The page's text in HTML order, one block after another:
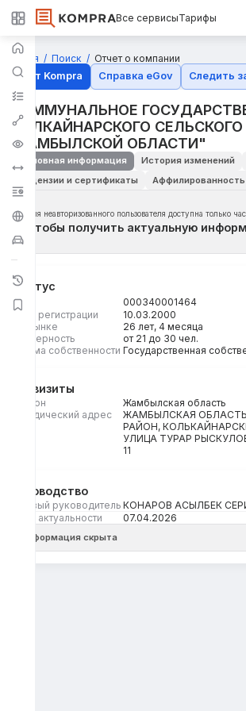
Все сервисыТарифы
Главная Поиск
Отчет о компании
Отчёт Kompra
Справка eGov Следить
КОММУНАЛЬНОЕ
КОЛКАЙНАРСКОГО
ЖАМБЫЛСКОЙ ОБЛАСТИ"
Основная информация История изменений
Лицензии и сертификаты
Аффилированность
Для неавторизованного пользователя доступна только
Чтобы получить актуальную
Статус
БИН
000340001464
Дата регистрации
10.03.2000
На рынке
26 лет, 4 месяца
Размерность
от 21 до 30 чел.
Форма собственности Государственная
Реквизиты
Регион
Жамбылская область
Юридический адрес
ЖАМБЫЛСКАЯ
РАЙОН,
УЛИЦА ТУРАР
11
Руководство
Первый руководитель КОНАРОВ АСЫЛБЕК
Дата актуальности
07.04.2026
Информация скрыта